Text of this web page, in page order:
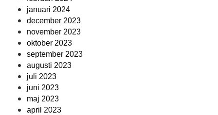
januari 2024
december 2023
november 2023
oktober 2023
september 2023
augusti 2023
juli 2023
juni 2023
maj 2023
april 2023